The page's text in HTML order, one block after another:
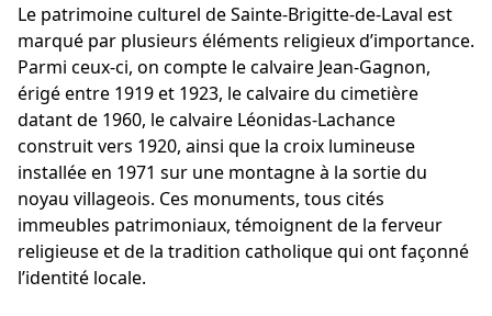
Le patrimoine culturel de Sainte-Brigitte-de-Laval est
marqué par plusieurs éléments religieux d’importance.
Parmi ceux-ci, on compte le calvaire Jean-Gagnon,
érigé entre 1919 et 1923, le calvaire du cimetière
datant de 1960, le calvaire Léonidas-Lachance
construit vers 1920, ainsi que la croix lumineuse
installée en 1971 sur une montagne à la sortie du
noyau villageois. Ces monuments, tous cités
immeubles patrimoniaux, témoignent de la ferveur
religieuse et de la tradition catholique qui ont façonné
l’identité locale.